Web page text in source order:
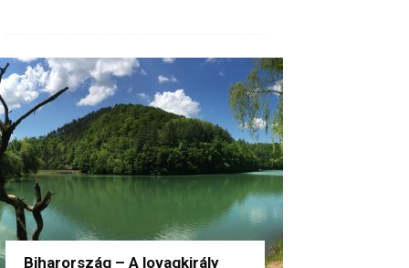
Biharország – A lovagkirály